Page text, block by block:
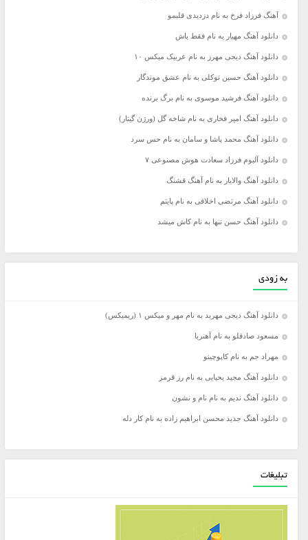
آهنگ فرزاد فرخ به نام دزدیدی قلبمو
دانلود آهنگ مهیار به نام فقط باش
دانلود آهنگ دیجی مهرز به نام عربیک میکس ۱۰
دانلود آهنگ حسین توکلی به نام عشق موندگار
دانلود آهنگ فرشید موسوی به نام برگ برنده
دانلود آهنگ امیر فخاری به نام شاخه گل (ورژن گیتار)
دانلود آهنگ محمد پاشا و سامان به نام حس سرد
دانلود آلبوم فرزاد سعادت هوش مصنوعی ۷
دانلود آهنگ والایار به نام آهنگ قشنگ
دانلود آهنگ مرتضی اخلاقی به نام پایتم
دانلود آهنگ حسن تنها به نام کاش میشد
به زودی
دانلود آهنگ دیجی مهربد به نام مهر و میکس ۱ (ریمیکس)
مسعود صادقلو به نام آهنربا
مهراد جم به نام کاپوچینو
دانلود آهنگ مجید یحیایی به نام رز قرمز
دانلود آهنگ ندیم به نام نام و نشون
دانلود آهنگ جدید محسن ابراهیم زاده به نام کار دله
تبلیغات